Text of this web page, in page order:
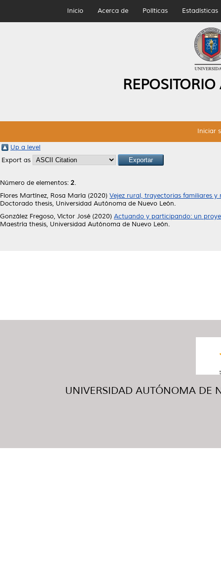
Inicio Acerca de Políticas Estadísticas
Iniciar
Up a level
Export as
Número de elementos: 2.
Flores Martínez, Rosa María (2020) Vejez rural, trayectorias familiares
Doctorado thesis, Universidad Autónoma de Nuevo León.
González Fregoso, Víctor José (2020) Actuando y participando: un
Maestría thesis, Universidad Autónoma de Nuevo León.
UNIVERSIDAD AUTÓNOMA DE